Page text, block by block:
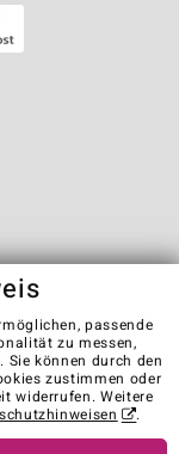
Impressum
passende
zu messen,
Sie können durch den
zustimmen oder
widerrufen. Weitere
.